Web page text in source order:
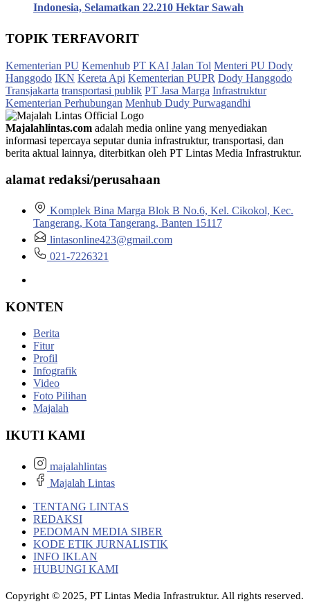
Indonesia, Selamatkan 22.210 Hektar Sawah
TOPIK TERFAVORIT
Kementerian PU Kemenhub PT KAI Jalan Tol Menteri PU Dody
Hanggodo IKN Kereta Api Kementerian PUPR Dody Hanggodo
Transjakarta transportasi publik PT Jasa Marga Infrastruktur
Kementerian Perhubungan Menhub Dudy Purwagandhi
Majalahlintas.com adalah media online yang menyediakan
informasi tepercaya seputar dunia infrastruktur, transportasi, dan
berita aktual lainnya, diterbitkan oleh PT Lintas Media Infrastruktur.
alamat redaksi/perusahaan
Komplek Bina Marga Blok B No.6, Kel. Cikokol, Kec.
Tangerang, Kota Tangerang, Banten 15117
lintasonline423@gmail.com
021-7226321
KONTEN
Berita
Fitur
Profil
Infografik
Video
Foto Pilihan
Majalah
IKUTI KAMI
majalahlintas
Majalah Lintas
TENTANG LINTAS
REDAKSI
PEDOMAN MEDIA SIBER
KODE ETIK JURNALISTIK
INFO IKLAN
HUBUNGI KAMI
Copyright © 2025, PT Lintas Media Infrastruktur. All rights reserved.